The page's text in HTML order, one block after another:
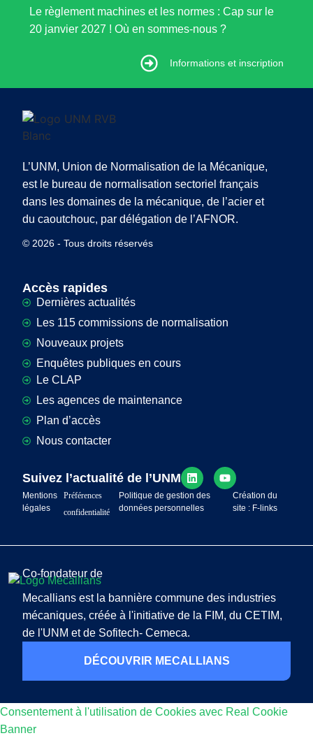
Le règlement machines et les normes : Cap sur le
20 janvier 2027 ! Où en sommes-nous ?
Informations et inscription
L’UNM, Union de Normalisation de la Mécanique,
est le bureau de normalisation sectoriel français
dans les domaines de la mécanique, de l’acier et
du caoutchouc, par délégation de l’AFNOR.
© 2026 - Tous droits réservés
Accès rapides
Dernières actualités
Les 115 commissions de normalisation
Nouveaux projets
Enquêtes publiques en cours
Le CLAP
Les agences de maintenance
Plan d’accès
Nous contacter
Suivez l’actualité de l’UNM
Mentions
légales
Préférences
confidentialité
Politique de gestion des
données personnelles
Création du
site : F-links
Co-fondateur de
Mecallians est la bannière commune des industries
mécaniques, créée à l'initiative de la FIM, du CETIM,
de l'UNM et de Sofitech- Cemeca.
DÉCOUVRIR MECALLIANS
Consentement à l'utilisation de Cookies avec Real Cookie
Banner